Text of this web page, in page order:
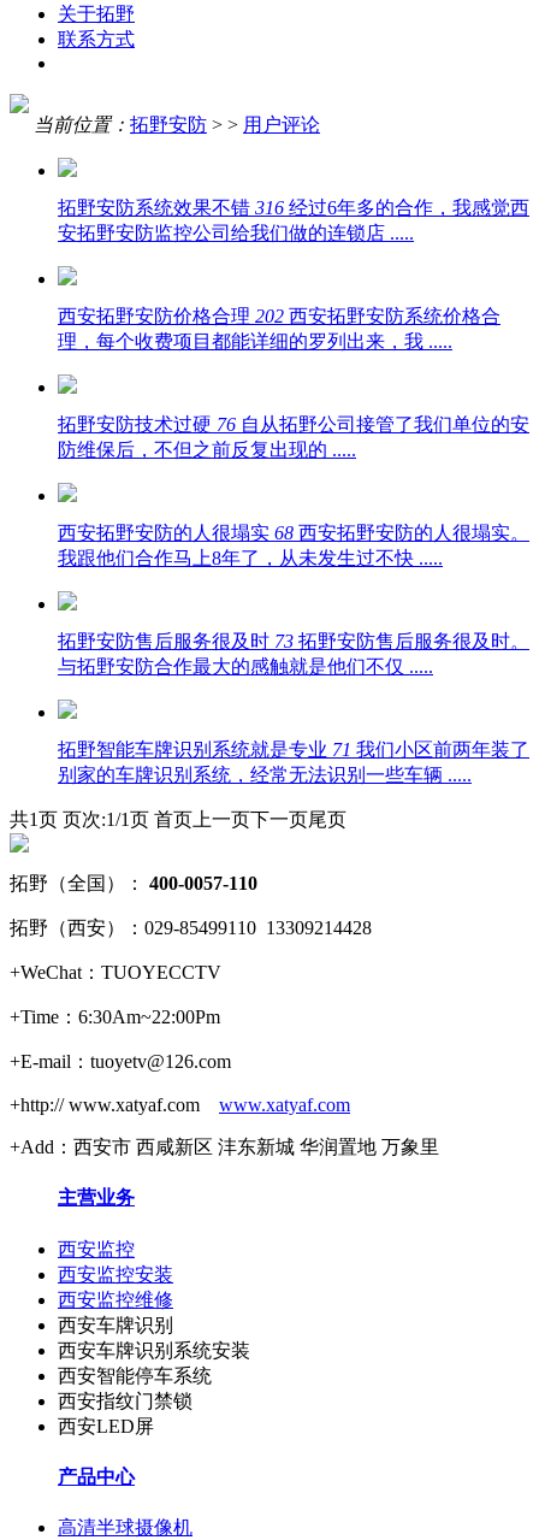
关于拓野
联系方式
当前位置： 拓野安防 > > 用户评论
拓野安防系统效果不错 316 经过6年多的合作，我感觉西
安拓野安防监控公司给我们做的连锁店 .....
西安拓野安防价格合理 202 西安拓野安防系统价格合
理，每个收费项目都能详细的罗列出来，我 .....
拓野安防技术过硬 76 自从拓野公司接管了我们单位的安
防维保后，不但之前反复出现的 .....
西安拓野安防的人很塌实 68 西安拓野安防的人很塌实。
我跟他们合作马上8年了，从未发生过不快 .....
拓野安防售后服务很及时 73 拓野安防售后服务很及时。
与拓野安防合作最大的感触就是他们不仅 .....
拓野智能车牌识别系统就是专业 71 我们小区前两年装了
别家的车牌识别系统，经常无法识别一些车辆 .....
共1页 页次:1/1页 首页 上一页下一页尾页
拓野（全国）： 400-0057-110
拓野（西安）：029-85499110 13309214428
+WeChat：TUOYECCTV
+Time：6:30Am~22:00Pm
+E-mail：tuoyetv@126.com
+http:// www.xatyaf.com www.xatyaf.com
+Add：西安市 西咸新区 沣东新城 华润置地 万象里
主营业务
西安监控
西安监控安装
西安监控维修
西安车牌识别
西安车牌识别系统安装
西安智能停车系统
西安指纹门禁锁
西安LED屏
产品中心
高清半球摄像机